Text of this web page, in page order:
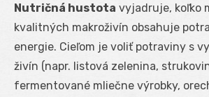
Nutričná hustota vyjadruje, koľko
kvalitných makroživín obsahuje
energie. Cieľom je voliť potraviny s
živín (napr. listová zelenina,
fermentované mliečne výrobky,